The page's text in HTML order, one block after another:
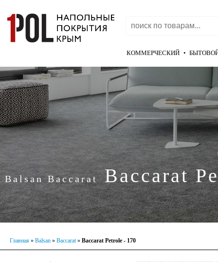
КОММЕРЧЕСКИЙ •
Balsan BaccaratBaccarat
Главная » Balsan » Baccarat» Baccarat Petrole - 170